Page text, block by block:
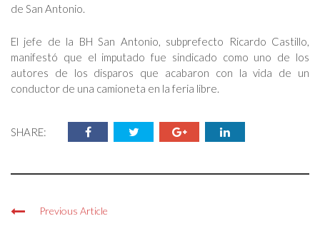
de San Antonio.
El jefe de la BH San Antonio, subprefecto Ricardo Castillo,
manifestó que el imputado fue sindicado como uno de los
autores de los disparos que acabaron con la vida de un
conductor de una camioneta en la feria libre.
SHARE:
Previous Article